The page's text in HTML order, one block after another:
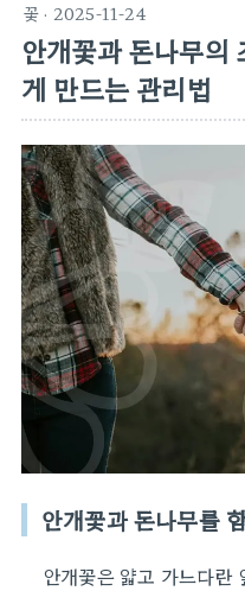
꽃 · 2025-11-24
안개꽃과 돈나무의
게 만드는 관리법
안개꽃과 돈나무를
안개꽃은 얇고 가느다란